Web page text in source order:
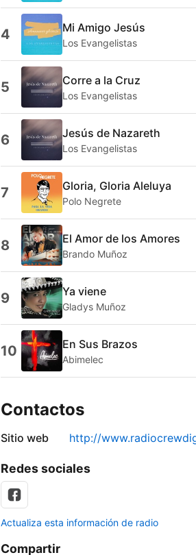
4 Mi Amigo Jesús
Los Evangelistas
5 Corre a la Cruz
Los Evangelistas
6 Jesús de Nazareth
Los Evangelistas
7 Gloria, Gloria Aleluya
Polo Negrete
8 El Amor de los Amores
Brando Muñoz
9 Ya viene
Gladys Muñoz
10 En Sus Brazos
Abimelec
Contactos
Sitio web http://
Redes sociales
Actualiza esta información de radio
Compartir